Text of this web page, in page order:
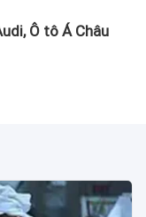
Ô tô Á Châu